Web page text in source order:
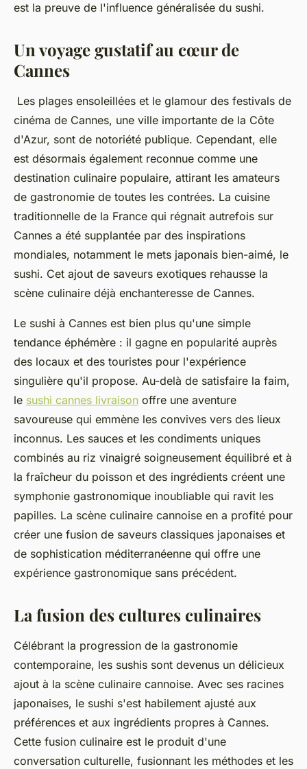
est la preuve de l'influence généralisée du sushi.
Un voyage gustatif au cœur de
Cannes
Les plages ensoleillées et le glamour des festivals de
cinéma de Cannes, une ville importante de la Côte
d'Azur, sont de notoriété publique. Cependant, elle
est désormais également reconnue comme une
destination culinaire populaire, attirant les amateurs
de gastronomie de toutes les contrées. La cuisine
traditionnelle de la France qui régnait autrefois sur
Cannes a été supplantée par des inspirations
mondiales, notamment le mets japonais bien-aimé, le
sushi. Cet ajout de saveurs exotiques rehausse la
scène culinaire déjà enchanteresse de Cannes.
Le sushi à Cannes est bien plus qu'une simple
tendance éphémère : il gagne en popularité auprès
des locaux et des touristes pour l'expérience
singulière qu'il propose. Au-delà de satisfaire la faim,
le sushi cannes livraison offre une aventure
savoureuse qui emmène les convives vers des lieux
inconnus. Les sauces et les condiments uniques
combinés au riz vinaigré soigneusement équilibré et à
la fraîcheur du poisson et des ingrédients créent une
symphonie gastronomique inoubliable qui ravit les
papilles. La scène culinaire cannoise en a profité pour
créer une fusion de saveurs classiques japonaises et
de sophistication méditerranéenne qui offre une
expérience gastronomique sans précédent.
La fusion des cultures culinaires
Célébrant la progression de la gastronomie
contemporaine, les sushis sont devenus un délicieux
ajout à la scène culinaire cannoise. Avec ses racines
japonaises, le sushi s'est habilement ajusté aux
préférences et aux ingrédients propres à Cannes.
Cette fusion culinaire est le produit d'une
conversation culturelle, fusionnant les méthodes et les